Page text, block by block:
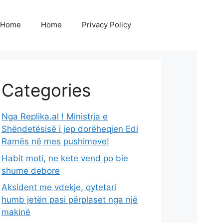
Home Home Privacy Policy
Categories
Nga Replika.al ! Ministrja e
Shëndetësisë i jep dorëheqjen Edi
Ramës në mes pushimeve!
Habit moti, ne kete vend po bie
shume debore
Aksident me vdekje, qytetari
humb jetën pasi përplaset nga një
makinë